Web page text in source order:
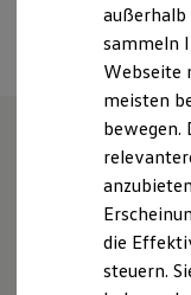
Software,
VW
VW
VW
VW
Das
Gotha
außerhalb
sammeln
Webseite
meisten
bewegen.
die
steuern.